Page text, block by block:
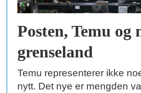
Posten, Temu og
grenseland
Temu representerer ikke
nytt. Det nye er mengden